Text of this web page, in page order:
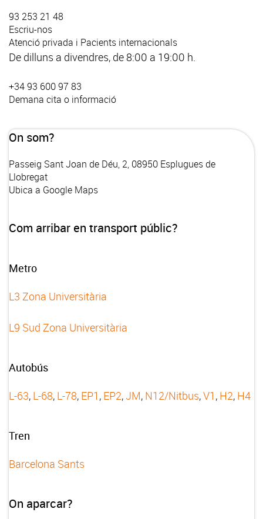
93 253 21 48
Escriu-nos
Atenció privada i Pacients internacionals
De dilluns a divendres, de 8:00 a 19:00 h.
+34 93 600 97 83
Demana cita o informació
On som?
Passeig Sant Joan de Déu, 2, 08950 Esplugues de
Llobregat
Ubica a Google Maps
Com arribar en transport públic?
Metro
L3 Zona Universitària
L9 Sud Zona Universitària
Autobús
L-63, L-68, L-78, EP1 , EP2,JM, N12/Nitbus,V1 , H2, H4
Tren
Barcelona Sants
On aparcar?